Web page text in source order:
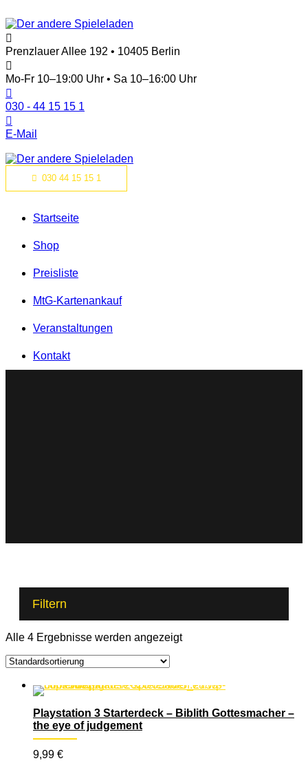
Prenzlauer Allee 192 • 10405 Berlin
Mo-Fr 10–19:00 Uhr • Sa 10–16:00 Uhr
030 - 44 15 15 1
E-Mail
030 44 15 15 1
Startseite
Shop
Preisliste
MtG-Kartenankauf
Veranstaltungen
Kontakt
Filtern
Alle 4 Ergebnisse werden angezeigt
Playstation 3 Starterdeck – Biblith Gottesmacher –
the eye of judgement
9,99 €